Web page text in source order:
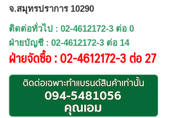
จ.สมุทรปราการ 10290
ติดต่อทั่วไป : 02-4612172-3 ต่อ 0
ฝ่ายบัญชี : 02-4612172-3 ต่อ 14
ฝ่ายจัดซื้อ : 02-4612172-3 ต่อ 27